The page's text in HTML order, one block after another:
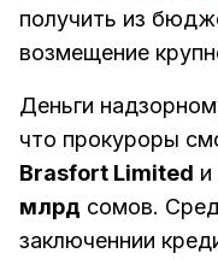
получить из
возмещение
Деньги
что прокуроры
Brasfort Limited
млрд сомов.
заключеннии